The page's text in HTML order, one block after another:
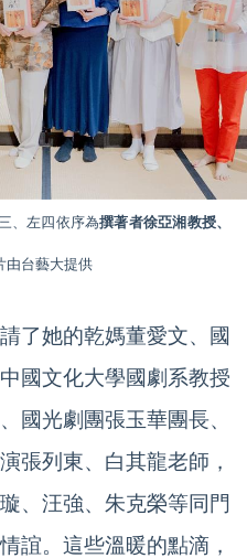
、左四依序為撰著者徐亞湘教授、
由台藝大提供
了她的乾媽董愛文、國
國文化大學國劇系教授
國光劇團張玉華團長、
張列東、白其龍老師，
、汪強、朱克榮等同門
誼。這些溫暖的點滴，